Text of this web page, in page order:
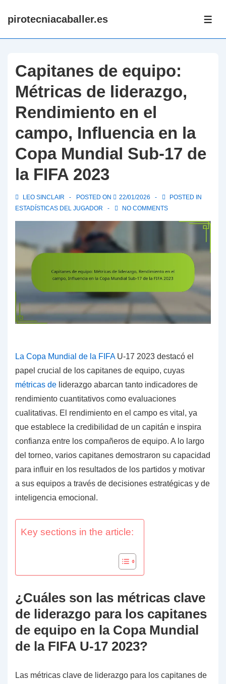
Skippirotecniacaballer.es
Capitanes de equipo:
Métricas de liderazgo,
Rendimiento en el
campo, Influencia en la
Copa Mundial Sub-17 de
la FIFA 2023
LEO SINCLAIR POSTED ON 22/01/2026
POSTED IN
ESTADÍSTICAS DEL JUGADOR
NO COMMENTS
La Copa Mundial de la FIFAU-17 2023 destacó el
papel crucial de los capitanes de equipo, cuyas
métricas de liderazgo abarcan tanto indicadores de
rendimiento cuantitativos como evaluaciones
cualitativas. El rendimiento en el campo es vital, ya
que establece la credibilidad de un capitán e inspira
confianza entre los compañeros de equipo. A lo largo
del torneo, varios capitanes demostraron su capacidad
para influir en los resultados de los partidos y motivar
a sus equipos a través de decisiones estratégicas y de
inteligencia emocional.
Key sections in the article:
¿Cuáles son las métricas clave
de liderazgo para los capitanes
de equipo en la Copa Mundial
de la FIFA U-17 2023?
Las métricas clave de liderazgo para los capitanes de